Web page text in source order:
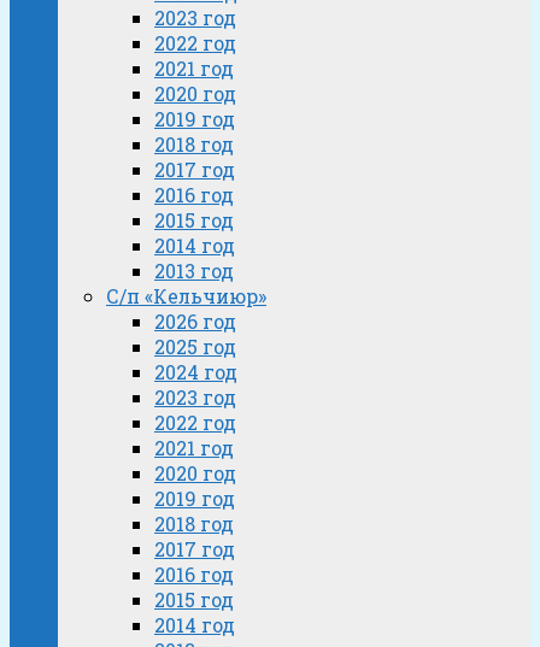
2023 год
2022 год
2021 год
2020 год
2019 год
2018 год
2017 год
2016 год
2015 год
2014 год
2013 год
С/п «Кельчиюр»
2026 год
2025 год
2024 год
2023 год
2022 год
2021 год
2020 год
2019 год
2018 год
2017 год
2016 год
2015 год
2014 год